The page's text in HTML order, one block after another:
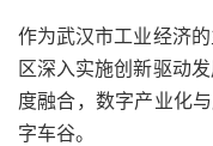
作为武汉市工业经济
区深入实施创新驱动
度融合，数字产业化
字车谷。